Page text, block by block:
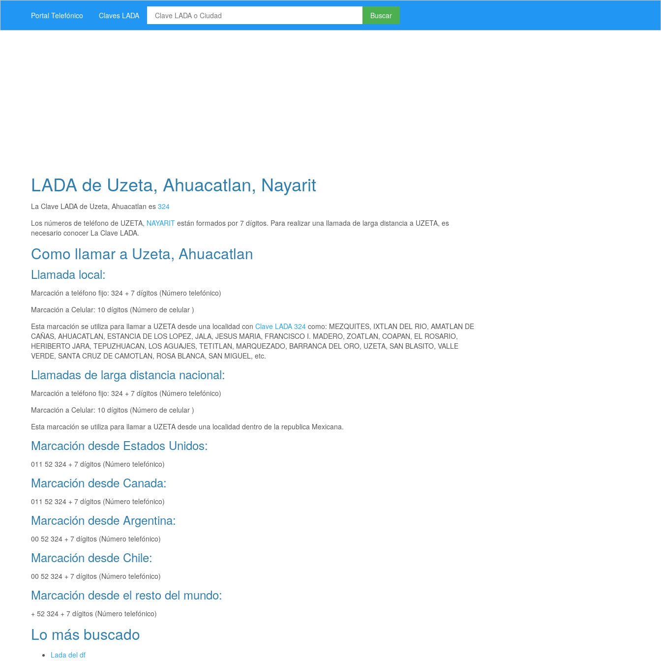
Portal Telefónico Claves LADA Buscar
LADA de Uzeta, Ahuacatlan, Nayarit
La Clave LADA de Uzeta, Ahuacatlan es 324
Los números de teléfono de UZETA, NAYARIT están formados por 7 dígitos. Para realizar una llamada de larga distancia a UZETA, es
necesario conocer La Clave LADA.
Como llamar a Uzeta, Ahuacatlan
Llamada local:
Marcación a teléfono fijo: 324 + 7 dígitos (Número telefónico)
Marcación a Celular: 10 dígitos (Número de celular )
Esta marcación se utiliza para llamar a UZETA desde una localidad con Clave LADA 324 como: MEZQUITES, IXTLAN DEL RIO, AMATLAN DE
CAÑAS, AHUACATLAN, ESTANCIA DE LOS LOPEZ, JALA, JESUS MARIA, FRANCISCO I. MADERO, ZOATLAN, COAPAN, EL ROSARIO,
HERIBERTO JARA, TEPUZHUACAN, LOS AGUAJES, TETITLAN, MARQUEZADO, BARRANCA DEL ORO, UZETA, SAN BLASITO, VALLE
VERDE, SANTA CRUZ DE CAMOTLAN, ROSA BLANCA, SAN MIGUEL, etc.
Llamadas de larga distancia nacional:
Marcación a teléfono fijo: 324 + 7 dígitos (Número telefónico)
Marcación a Celular: 10 dígitos (Número de celular )
Esta marcación se utiliza para llamar a UZETA desde una localidad dentro de la republica Mexicana.
Marcación desde Estados Unidos:
011 52 324 + 7 dígitos (Número telefónico)
Marcación desde Canada:
011 52 324 + 7 dígitos (Número telefónico)
Marcación desde Argentina:
00 52 324 + 7 dígitos (Número telefónico)
Marcación desde Chile:
00 52 324 + 7 dígitos (Número telefónico)
Marcación desde el resto del mundo:
+ 52 324 + 7 dígitos (Número telefónico)
Lo más buscado
Lada del df